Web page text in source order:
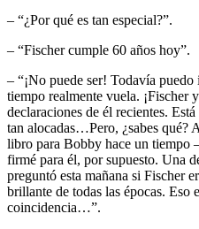
– “¿Por qué es tan especial?”.
– “Fischer cumple 60 años hoy”.
– “¡No puede ser! Todavía
tiempo realmente vuela. ¡Fischer
declaraciones de él recientes.
tan alocadas…Pero, ¿sabes qué?
libro para Bobby hace un tiempo
firmé para él, por supuesto. Una
preguntó esta mañana si Fischer
brillante de todas las épocas. Eso
coincidencia…”.